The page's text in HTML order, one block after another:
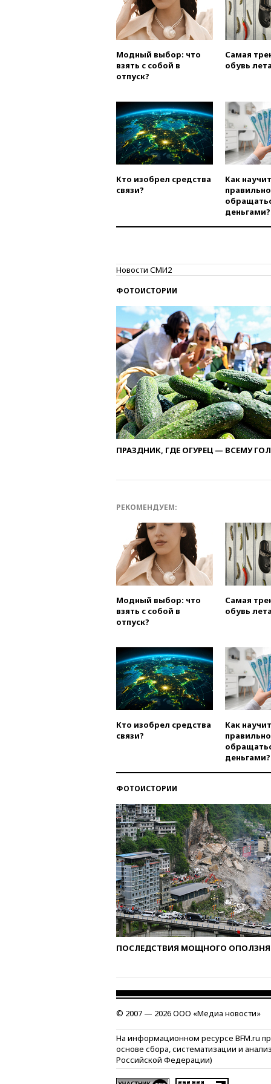
Модный выбор: что
взять с собой в
отпуск?
Самая
обувь
Кто изобрел средства
связи?
Как
правильно
деньгами?
Новости СМИ2
ФОТОИСТОРИИ
ПРАЗДНИК, ГДЕ ОГУРЕЦ — ВСЕМУ
РЕКОМЕНДУЕМ:
Модный выбор: что
взять с собой в
отпуск?
Самая
обувь
Кто изобрел средства
связи?
Как
правильно
деньгами?
ФОТОИСТОРИИ
ПОСЛЕДСТВИЯ МОЩНОГО ОПОЛЗНЯ
© 2007 — 2026 ООО «Медиа новости»
На информационном ресурсе BFM.ru
основе сбора, систематизации и
Российской Федерации)